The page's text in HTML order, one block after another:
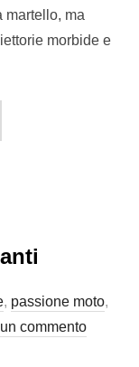
martello, ma
morbide e
COSA VUOL DIRE
, passione moto,
commento